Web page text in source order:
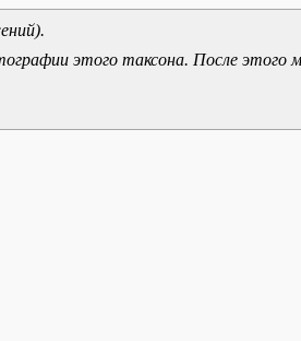
этого таксона. После этого